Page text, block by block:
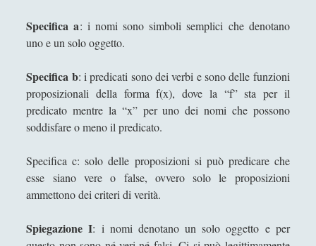
La macellazione dell'arte che "maschera" la
monumentalità della filosofia
La nozione di autorità
La posizione dell’uomo nel cosmo (1928) –
l’antropologia filosofica di Max Scheler
epistemologia
La scultura è una fiamma all'esistenzialismo
con la febbre
La teoria epistemologica di Robert Nozick
Specifica a: i nomi sono simboli semplici che denotano
uno e un solo oggetto.
Specifica b: i predicati sono dei verbi e sono delle funzioni
proposizionali della forma f(x), dove la “f” sta per il
predicato mentre la “x” per uno dei nomi che possono
soddisfare o meno il predicato.
Specifica c: solo delle proposizioni si può predicare che
esse siano vere o false, ovvero solo le proposizioni
ammettono dei criteri di verità.
Spiegazione I: i nomi denotano un solo oggetto e per